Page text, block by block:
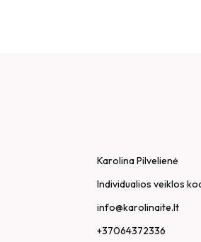
Karolina Pilvelienė
Individualios veiklos
info@karolinaite.lt
+37064372336